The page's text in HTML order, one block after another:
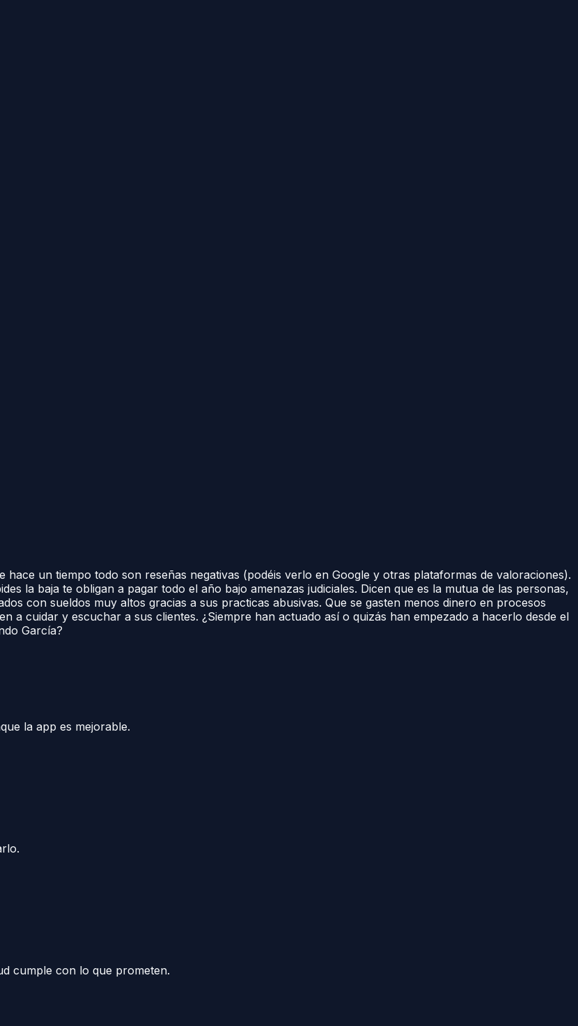
un tiempo todo son reseñas negativas (podéis verlo en Google y otras plataformas de valoraciones).
la baja te obligan a pagar todo el año bajo amenazas judiciales. Dicen que es la mutua de las personas,
con sueldos muy altos gracias a sus practicas abusivas. Que se gasten menos dinero en procesos
a cuidar y escuchar a sus clientes. ¿Siempre han actuado así o quizás han empezado a hacerlo desde el
García?
la app es mejorable.
cumple con lo que prometen.